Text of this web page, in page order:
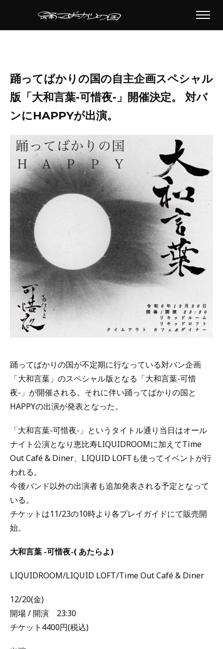
踊ってばかりの国の自主企画スペシャル
版「大和言葉-可惜夜-」開催決定。 対バ
ンにHAPPYが出演。
踊ってばかりの国が不定期に行なっている対バン企画
「大和言葉」のスペシャル版となる「大和言葉-可惜
夜-」が開催される。それに伴い踊ってばかりの国と
HAPPYの出演が発表となった。
「大和言葉-可惜夜-」というタイトル通り当日はオール
ナイト公演となり恵比寿LIQUIDROOMに加えてTime
Out Café & Diner、LIQUID LOFTも使ってイベントが行
われる。
今後バンド以外の出演者も追加発表される予定となって
いる。
チケットは11/23の10時より各プレイガイドにて販売開
始。
大和言葉 -可惜夜-( あたらよ)
LIQUIDROOM/LIQUID LOFT/Time Out Café & Diner
12/20(金)
開場 / 開演 23:30
チケット4400円(税込)